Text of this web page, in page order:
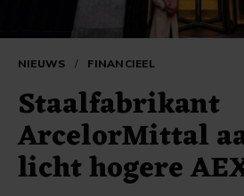
NIEUWS / FINANCIEEL
Staalfabrikant
ArcelorMittal
licht hogere